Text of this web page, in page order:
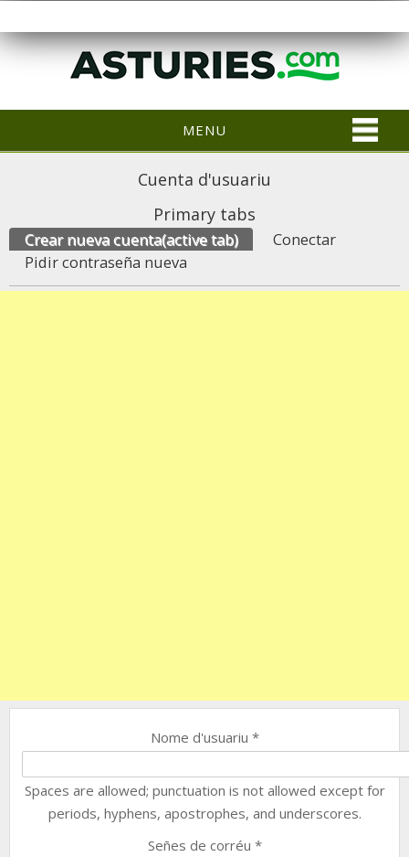
MENU
Cuenta d'usuariu
Primary tabs
Crear nueva cuenta(active tab)
Conectar
Pidir contraseña nueva
Nome d'usuariu *
Spaces are allowed; punctuation is not allowed except for
periods, hyphens, apostrophes, and underscores.
Señes de corréu *